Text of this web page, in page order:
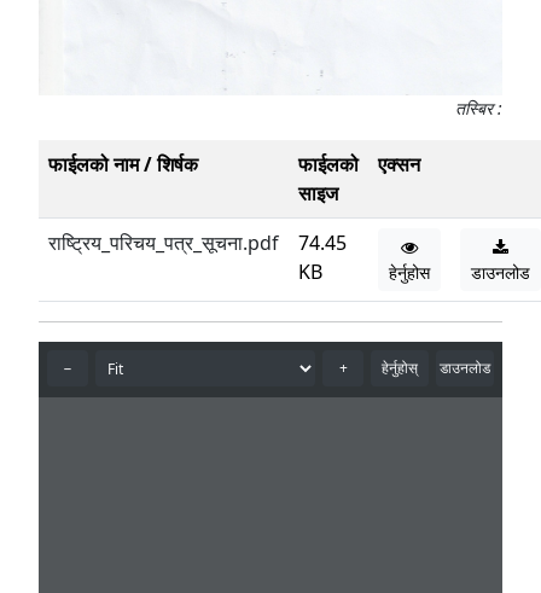
तस्बिर :
फाईलको नाम / शिर्षक
फाईलको
साइज
एक्सन
राष्ट्रिय_परिचय_पत्र_सूचना.pdf
74.45
KB
हेर्नुहोस डाउनलोड